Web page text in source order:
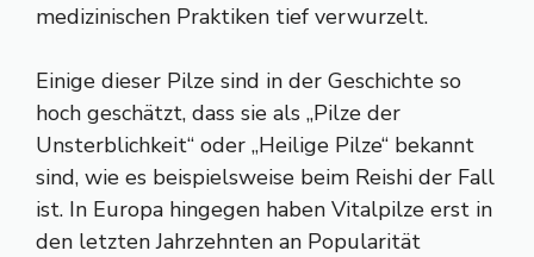
medizinischen Praktiken tief verwurzelt.
Einige dieser Pilze sind in der Geschichte so
hoch geschätzt, dass sie als „Pilze der
Unsterblichkeit“ oder „Heilige Pilze“ bekannt
sind, wie es beispielsweise beim Reishi der Fall
ist. In Europa hingegen haben Vitalpilze erst in
den letzten Jahrzehnten an Popularität